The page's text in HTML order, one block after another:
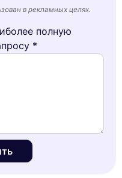
в рекламных целях.
полную
*